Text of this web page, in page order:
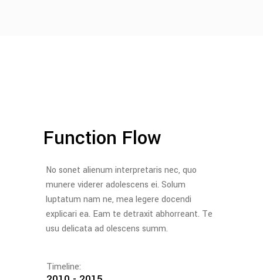
Function Flow
No sonet alienum interpretaris nec, quo
munere viderer adolescens ei. Solum
luptatum nam ne, mea legere docendi
explicari ea. Eam te detraxit abhorreant. Te
usu delicata ad olescens summ.
Timeline: